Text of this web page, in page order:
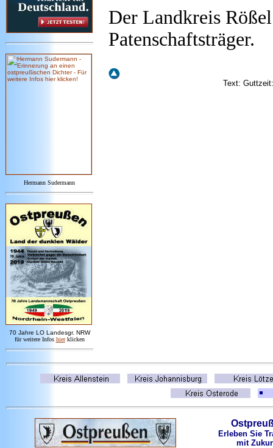
Hermann Sudermann
70 Jahre LO Landesgr. NRW
für weitere Infos hier klicken
Der Landkreis
Patenschaftsträger.
Text:
Erleben Sie
mit